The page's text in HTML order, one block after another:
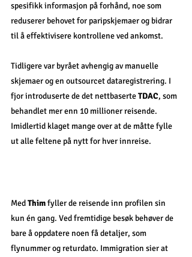
spesifikk informasjon på forhånd, noe som
reduserer behovet for paripskjemaer og bidrar
til å effektivisere kontrollene ved ankomst.
Tidligere var byrået avhengig av manuelle
skjemaer og en outsourcet dataregistrering. I
fjor introduserte de det nettbaserte TDAC, som
behandlet mer enn 10 millioner reisende.
Imidlertid klaget mange over at de måtte fylle
ut alle feltene på nytt for hver innreise.
Med Thim fyller de reisende inn profilen sin
kun én gang. Ved fremtidige besøk behøver de
bare å oppdatere noen få detaljer, som
flynummer og returdato. Immigration sier at